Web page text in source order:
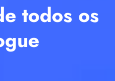
todos os